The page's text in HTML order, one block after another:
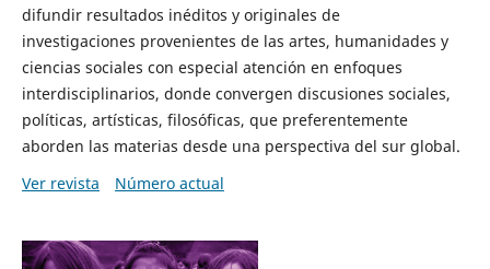
difundir resultados inéditos y originales de
investigaciones provenientes de las artes, humanidades y
ciencias sociales con especial atención en enfoques
interdisciplinarios, donde convergen discusiones sociales,
políticas, artísticas, filosóficas, que preferentemente
aborden las materias desde una perspectiva del sur global.
Ver revista
Número actual